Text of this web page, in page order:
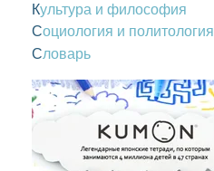
Культура и философия
Социология и политология
Словарь